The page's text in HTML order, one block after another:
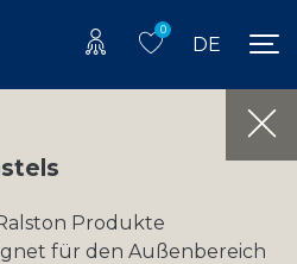
0
DE
Produkte
für den Außenbereich